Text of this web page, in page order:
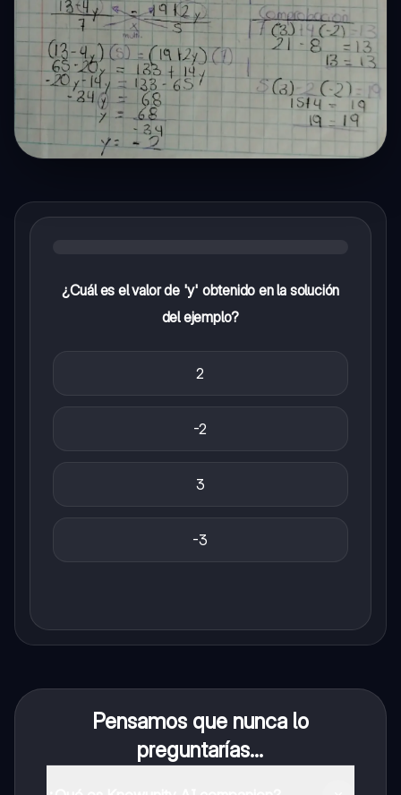
¿Cuál es el valor de 'y' obtenido en la solución
del ejemplo?
2
-2
3
-3
Pensamos que nunca lo
preguntarías...